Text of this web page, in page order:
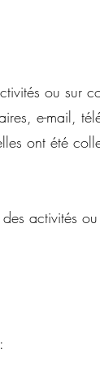
ou sur
e-mail,
ont été
activités